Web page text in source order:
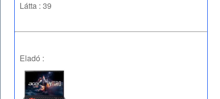
Látta : 39
Eladó :